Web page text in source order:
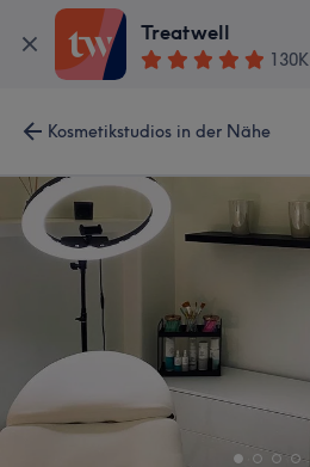
Treatwell
130K
Kosmetikstudios in der Nähe